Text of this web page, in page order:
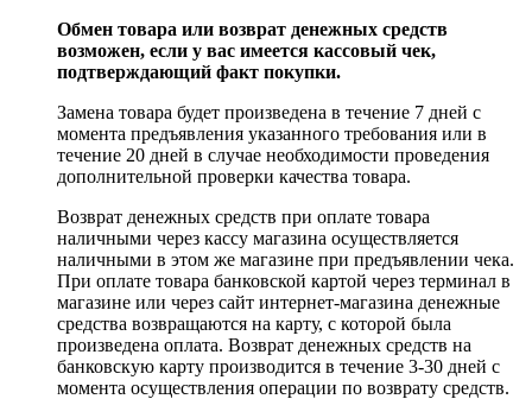
Обмен товара или возврат денежных средств
возможен, если у вас имеется кассовый чек,
подтверждающий факт покупки.
Замена товара будет произведена в течение 7 дней с
момента предъявления указанного требования или в
течение 20 дней в случае необходимости проведения
дополнительной проверки качества товара.
Возврат денежных средств при оплате товара
наличными через кассу магазина осуществляется
наличными в этом же магазине при предъявлении чека.
При оплате товара банковской картой через терминал в
магазине или через сайт интернет-магазина денежные
средства возвращаются на карту, с которой была
произведена оплата. Возврат денежных средств на
банковскую карту производится в течение 3-30 дней с
момента осуществления операции по возврату средств.